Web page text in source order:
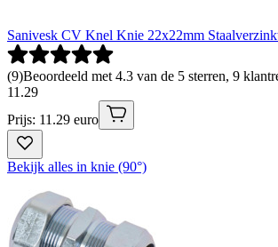
Sanivesk CV Knel Knie 22x22mm
(9)Beoordeeld met 4.3 van de 5 sterren, 9
11 .29
Prijs: 11.29 euro
Bekijk alles in knie (90°)